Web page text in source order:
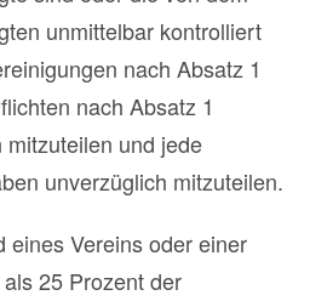
unmittelbar kontrolliert
nach Absatz 1
nach Absatz 1
und jede
unverzüglich mitzuteilen.
eines Vereins oder einer
25 Prozent der